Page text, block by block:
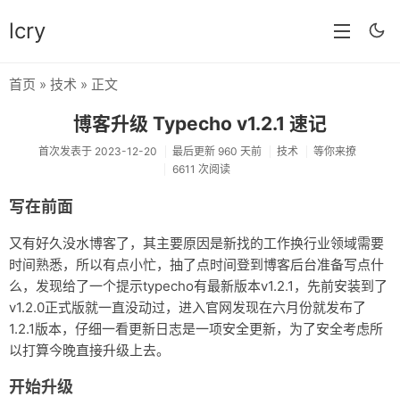
lcry
分享
教程
生活
AI
首页 » 技术 » 正文
博客升级 Typecho v1.2.1 速记
首次发表于 2023-12-20 最后更新 960 天前 技术
等你来撩
6611 次阅读
写在前面
又有好久没水博客了，其主要原因是新找的工作换行业领域需要
时间熟悉，所以有点小忙，抽了点时间登到博客后台准备写点什
么，发现给了一个提示typecho有最新版本v1.2.1，先前安装到了
v1.2.0正式版就一直没动过，进入官网发现在六月份就发布了
1.2.1版本，仔细一看更新日志是一项安全更新，为了安全考虑所
以打算今晚直接升级上去。
开始升级